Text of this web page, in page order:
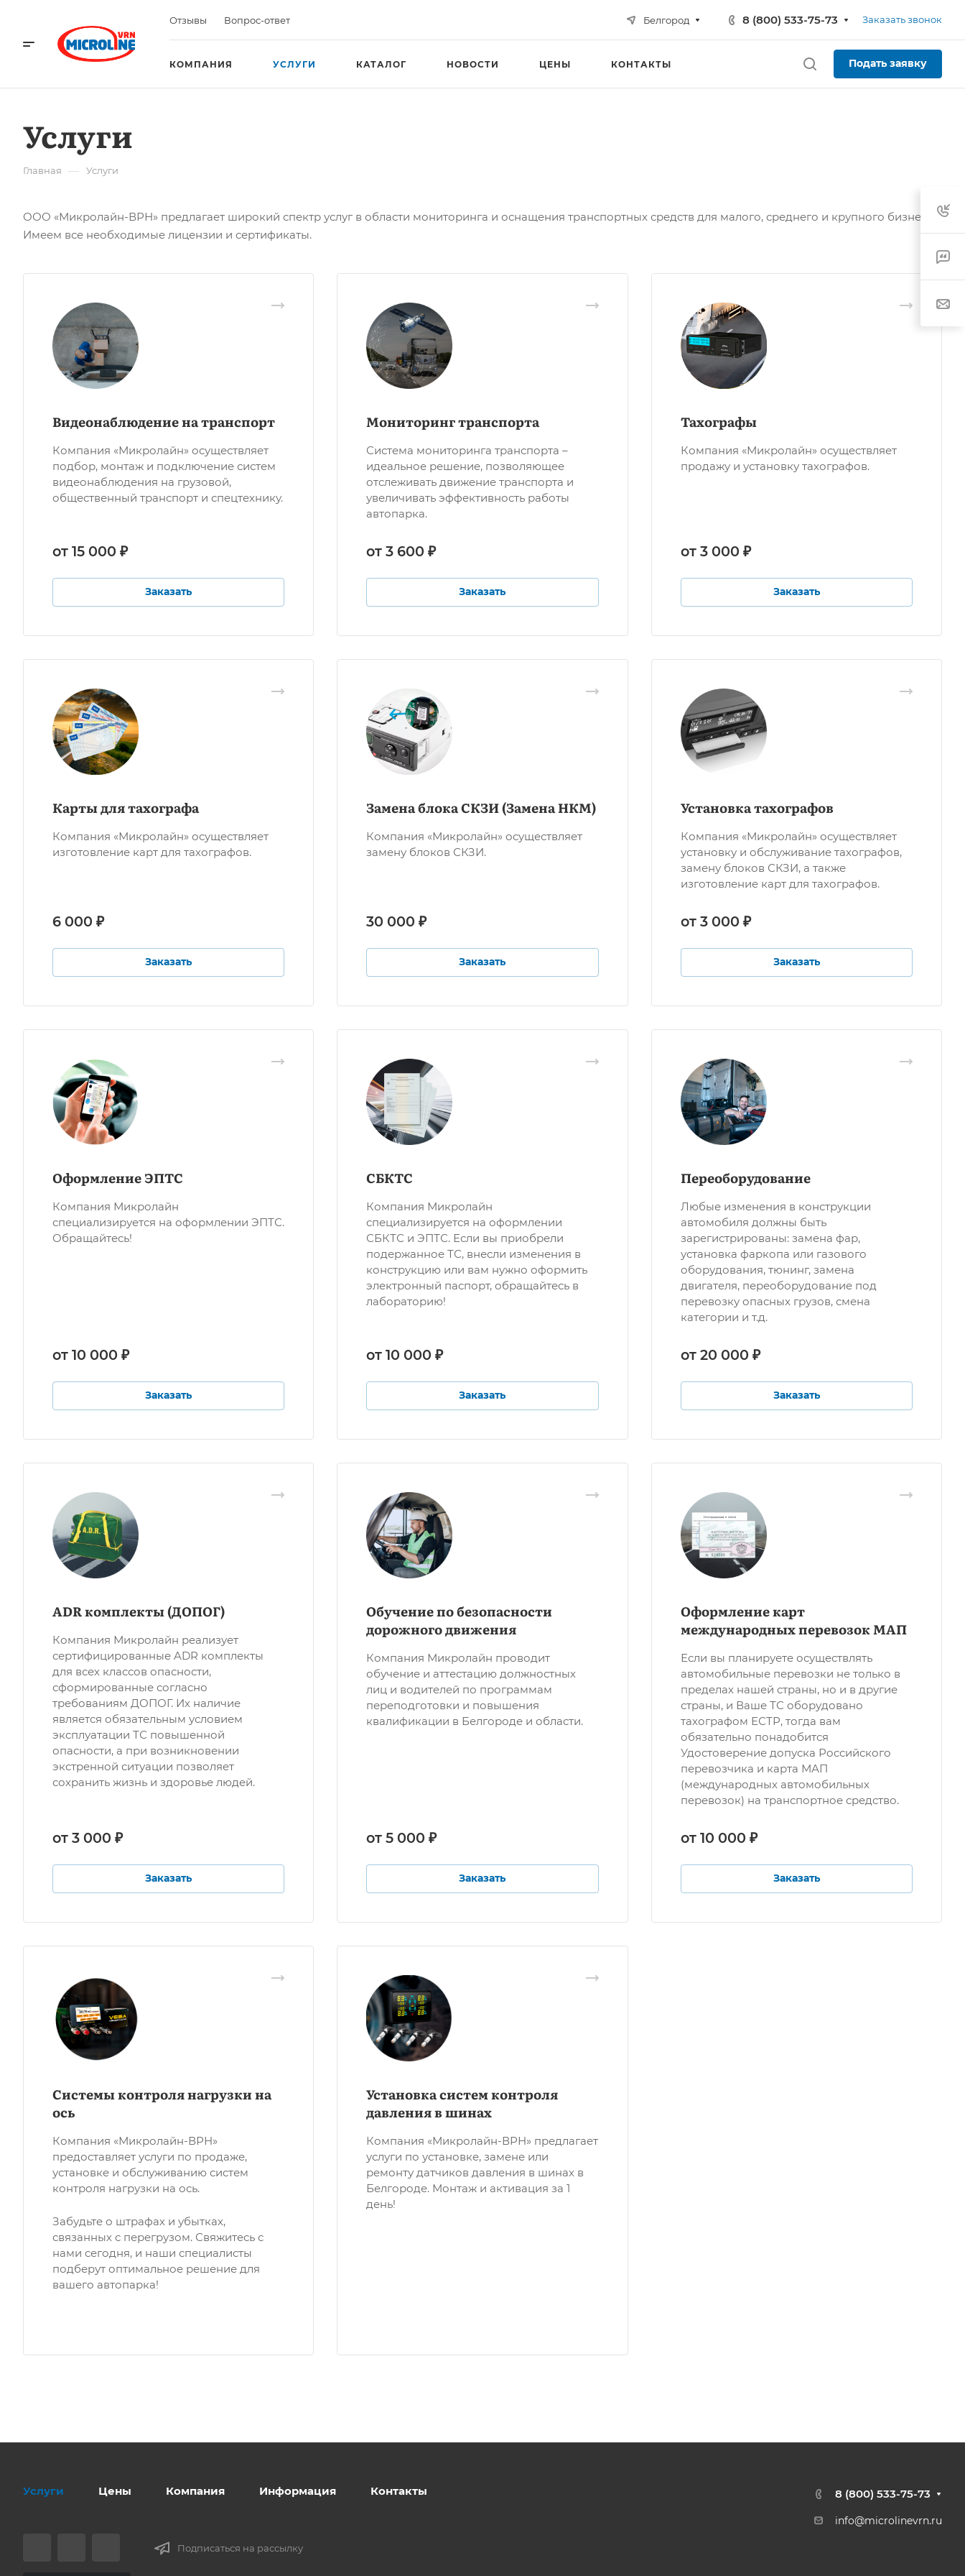
Отзывы Вопрос-ответ Белгород 8 (800) 533-75-73 Заказать звонок
КОМПАНИЯ УСЛУГИ КАТАЛОГ НОВОСТИ ЦЕНЫ КОНТАКТЫ Подать заявку
Услуги
Главная — Услуги
ООО «Микролайн-ВРН» предлагает широкий спектр услуг в области мониторинга и оснащения транспортных средств для малого, среднего и крупного бизнеса.
Имеем все необходимые лицензии и сертификаты.
Видеонаблюдение на транспорт
Компания «Микролайн» осуществляет
подбор, монтаж и подключение систем
видеонаблюдения на грузовой,
общественный транспорт и спецтехнику.
от 15 000 ₽
Заказать
Мониторинг транспорта
Система мониторинга транспорта –
идеальное решение, позволяющее
отслеживать движение транспорта и
увеличивать эффективность работы
автопарка.
от 3 600 ₽
Заказать
Тахографы
Компания «Микролайн» осуществляет
продажу и установку тахографов.
от 3 000 ₽
Заказать
Карты для тахографа
Компания «Микролайн» осуществляет
изготовление карт для тахографов.
6 000 ₽
Заказать
Замена блока СКЗИ (Замена НКМ)
Компания «Микролайн» осуществляет
замену блоков СКЗИ.
30 000 ₽
Заказать
Установка тахографов
Компания «Микролайн» осуществляет
установку и обслуживание тахографов,
замену блоков СКЗИ, а также
изготовление карт для тахографов.
от 3 000 ₽
Заказать
Оформление ЭПТС
Компания Микролайн
специализируется на оформлении ЭПТС.
Обращайтесь!
от 10 000 ₽
Заказать
СБКТС
Компания Микролайн
специализируется на оформлении
СБКТС и ЭПТС. Если вы приобрели
подержанное ТС, внесли изменения в
конструкцию или вам нужно оформить
электронный паспорт, обращайтесь в
лабораторию!
от 10 000 ₽
Заказать
Переоборудование
Любые изменения в конструкции
автомобиля должны быть
зарегистрированы: замена фар,
установка фаркопа или газового
оборудования, тюнинг, замена
двигателя, переоборудование под
перевозку опасных грузов, смена
категории и т.д.
от 20 000 ₽
Заказать
ADR комплекты (ДОПОГ)
Компания Микролайн реализует
сертифицированные ADR комплекты
для всех классов опасности,
сформированные согласно
требованиям ДОПОГ. Их наличие
является обязательным условием
эксплуатации ТС повышенной
опасности, а при возникновении
экстренной ситуации позволяет
сохранить жизнь и здоровье людей.
от 3 000 ₽
Заказать
Обучение по безопасности
дорожного движения
Компания Микролайн проводит
обучение и аттестацию должностных
лиц и водителей по программам
переподготовки и повышения
квалификации в Белгороде и области.
от 5 000 ₽
Заказать
Оформление карт
международных перевозок МАП
Если вы планируете осуществлять
автомобильные перевозки не только в
пределах нашей страны, но и в другие
страны, и Ваше ТС оборудовано
тахографом ЕСТР, тогда вам
обязательно понадобится
Удостоверение допуска Российского
перевозчика и карта МАП
(международных автомобильных
перевозок) на транспортное средство.
от 10 000 ₽
Заказать
Системы контроля нагрузки на
ось
Компания «Микролайн-ВРН»
предоставляет услуги по продаже,
установке и обслуживанию систем
контроля нагрузки на ось.
Забудьте о штрафах и убытках,
связанных с перегрузом. Свяжитесь с
нами сегодня, и наши специалисты
подберут оптимальное решение для
вашего автопарка!
Установка систем контроля
давления в шинах
Компания «Микролайн-ВРН» предлагает
услуги по установке, замене или
ремонту датчиков давления в шинах в
Белгороде. Монтаж и активация за 1
день!
Услуги Цены Компания Информация Контакты
Подписаться на рассылку
8 (800) 533-75-73
info@microlinevrn.ru